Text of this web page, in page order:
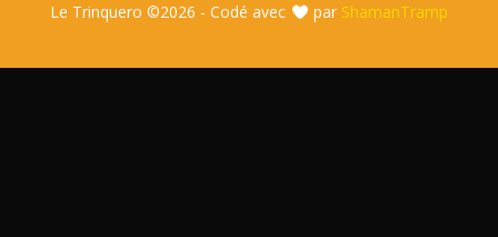
Le Trinquero ©2026 - Codé avec par ShamanTramp